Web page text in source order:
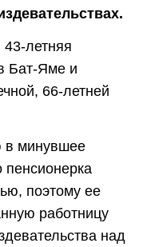
летняя
Бат-Яме и
66-летней
в минувшее
пенсионерка
поэтому ее
работницу
над